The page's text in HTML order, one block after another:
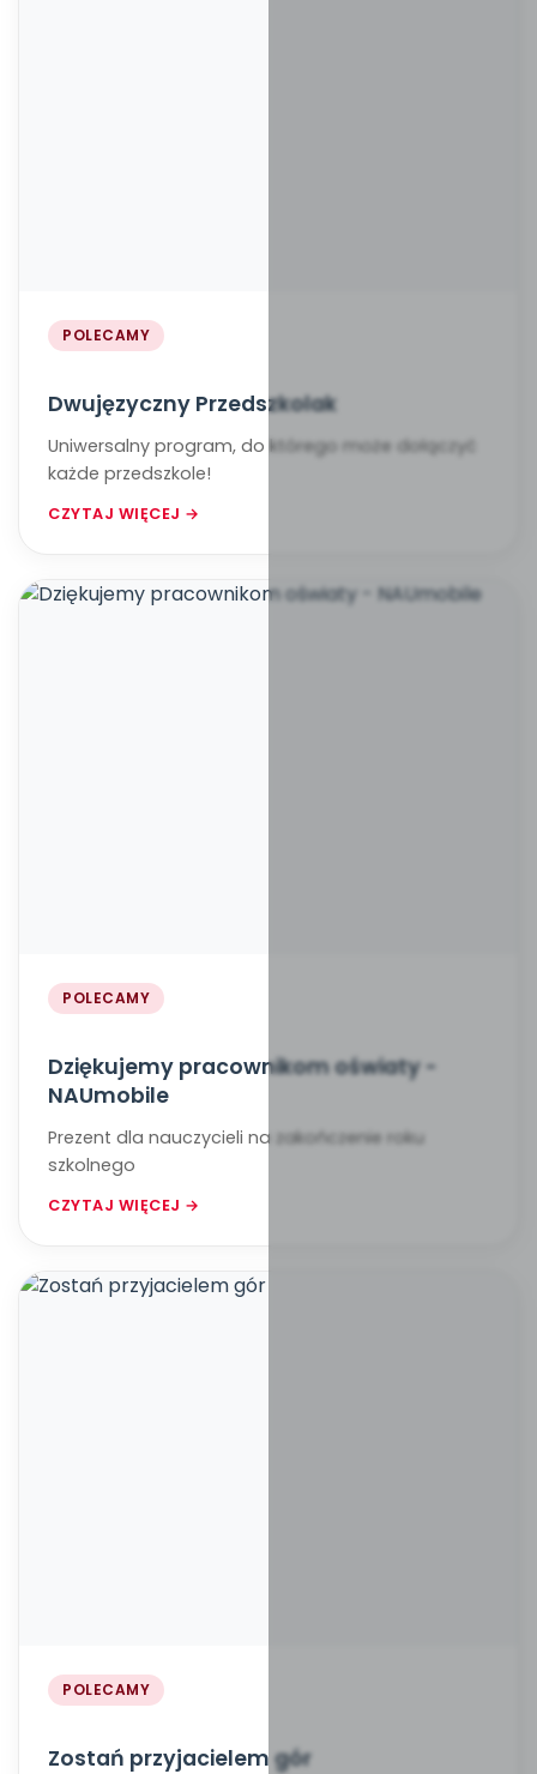
POLECAMY
Dwujęzyczny Przedszkolak
Uniwersalny program, do którego może dołączyć
każde przedszkole!
CZYTAJ WIĘCEJ →
POLECAMY
Dziękujemy pracownikom oświaty -
NAUmobile
Prezent dla nauczycieli na zakończenie roku
szkolnego
CZYTAJ WIĘCEJ →
POLECAMY
Zostań przyjacielem gór